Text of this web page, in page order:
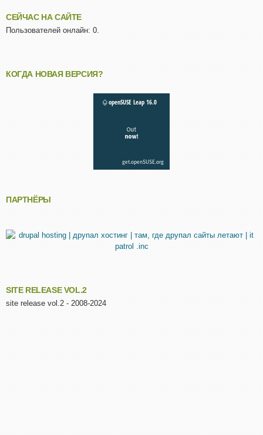
СЕЙЧАС НА САЙТЕ
Пользователей онлайн: 0.
КОГДА НОВАЯ ВЕРСИЯ?
ПАРТНЁРЫ
SITE RELEASE VOL.2
site release vol.2 - 2008-2024